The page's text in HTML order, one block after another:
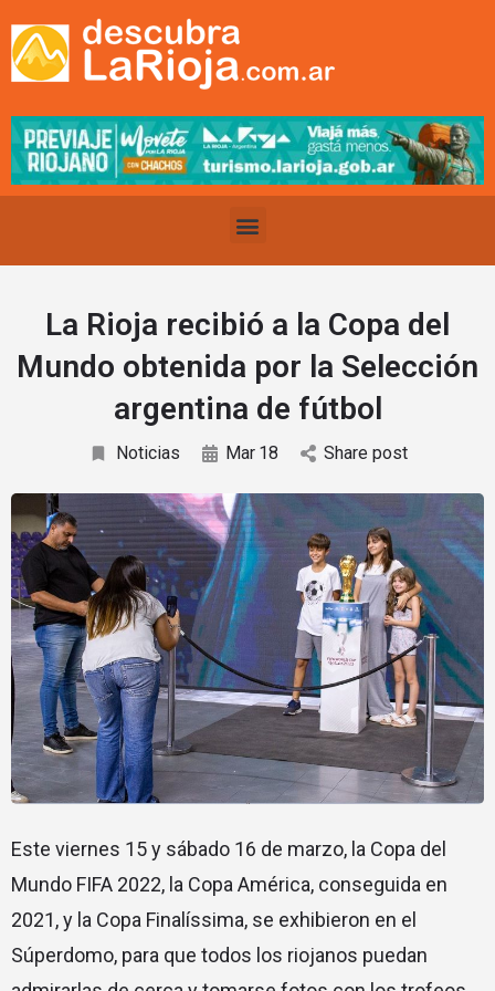
La Rioja recibió a la Copa del
Mundo obtenida por la Selección
argentina de fútbol
Noticias Mar 18 Share post
Este viernes 15 y sábado 16 de marzo, la Copa del
Mundo FIFA 2022, la Copa América, conseguida en
2021, y la Copa Finalíssima, se exhibieron en el
Súperdomo, para que todos los riojanos puedan